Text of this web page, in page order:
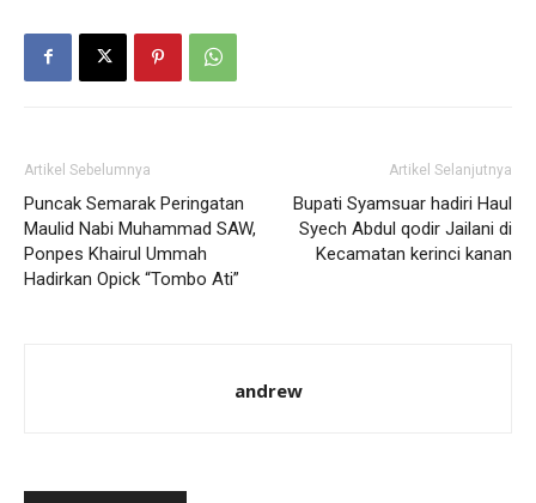
Artikel Sebelumnya
Puncak Semarak Peringatan
Maulid Nabi Muhammad SAW,
Ponpes Khairul Ummah
Hadirkan Opick “Tombo Ati”
Artikel Selanjutnya
Bupati Syamsuar hadiri Haul
Syech Abdul qodir Jailani di
Kecamatan kerinci kanan
andrew